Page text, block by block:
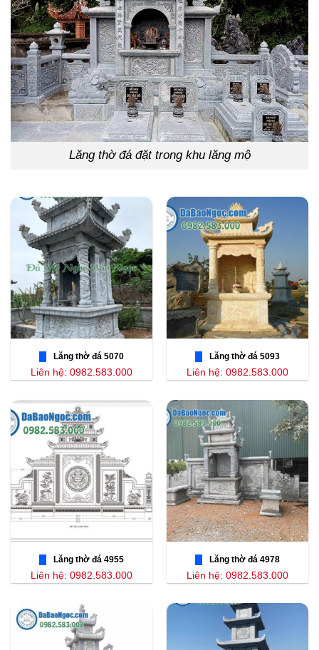
Lăng thờ đá đặt trong khu lăng mộ
Lăng thờ đá 5070
Liên hệ: 0982.583.000
Lăng thờ đá 5093
Liên hệ: 0982.583.000
Lăng thờ đá 4955
Liên hệ: 0982.583.000
Lăng thờ đá 4978
Liên hệ: 0982.583.000